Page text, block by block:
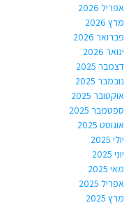
אפריל 2026
מרץ 2026
פברואר 2026
ינואר 2026
דצמבר 2025
נובמבר 2025
אוקטובר 2025
ספטמבר 2025
אוגוסט 2025
יולי 2025
יוני 2025
מאי 2025
אפריל 2025
מרץ 2025